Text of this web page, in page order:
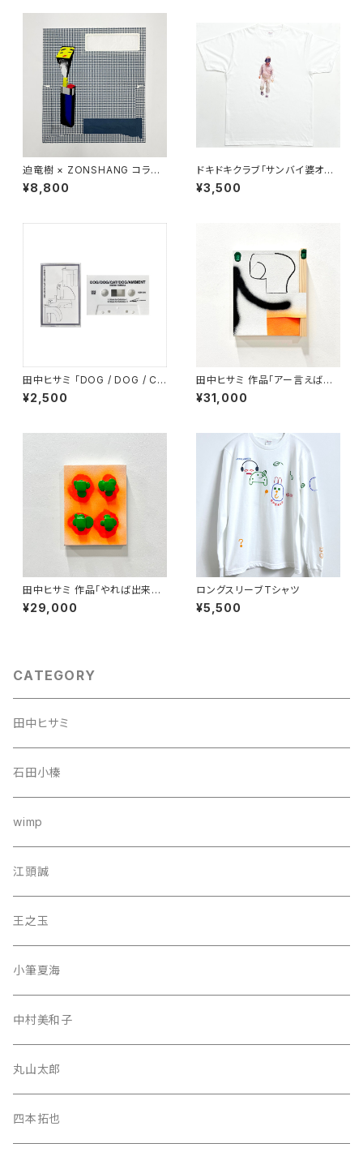
迫竜樹 × ZONSHANG コラボ
スクリーンプリント作品
¥8,800
ドキドキクラブ「サンバイ婆オス
Tシャツ」（白）
¥3,500
田中ヒサミ 「DOG / DOG / CA
T / DOG / AMBIENT」カセット
¥2,500
田中ヒサミ 作品「アー言えばコ
ー言うだろう 」
¥31,000
田中ヒサミ 作品「やれば出来る
とわかってはいた 」
¥29,000
ロングスリーブTシャツ
¥5,500
CATEGORY
田中ヒサミ
石田小榛
wimp
江頭誠
王之玉
小筆夏海
中村美和子
丸山太郎
四本拓也